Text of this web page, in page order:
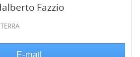
Fazzio
E-mail